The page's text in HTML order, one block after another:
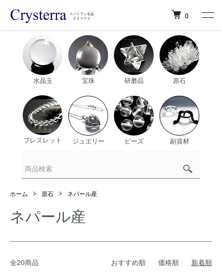
0
水晶玉 宝珠 研磨品 原石
ブレスレット ジュエリー ビーズ 副資材
ホーム 原石 ネパール産
ネパール産
全20商品 おすすめ順 価格順 新着順